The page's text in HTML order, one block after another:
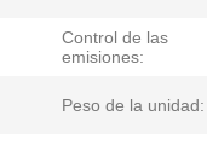
Control de las
emisiones:
Peso de la unidad: